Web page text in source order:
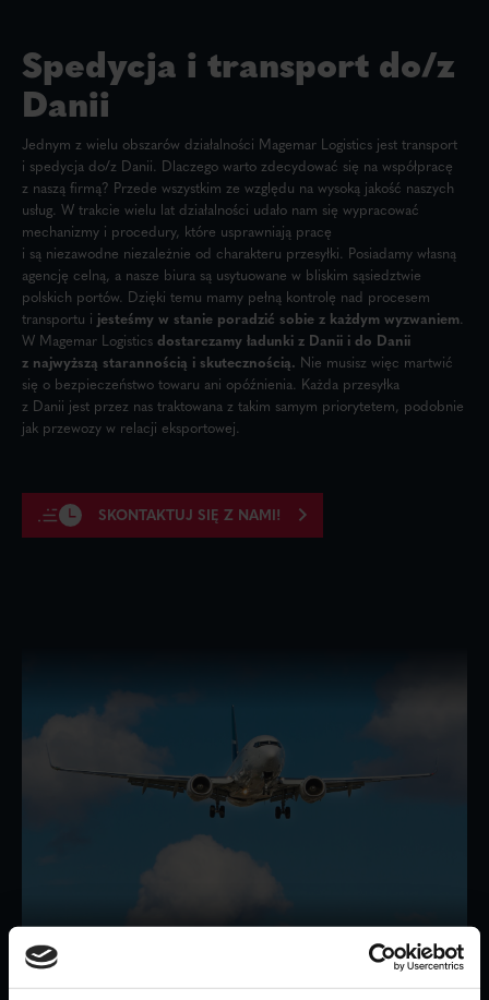
Spedycja i transport do/z
Danii
Jednym z wielu obszarów działalności Magemar Logistics jest transport
i spedycja do/z Danii. Dlaczego warto zdecydować się na współpracę
z naszą firmą? Przede wszystkim ze względu na wysoką jakość naszych
usług. W trakcie wielu lat działalności udało nam się wypracować
mechanizmy i procedury, które usprawniają pracę
i są niezawodne niezależnie od charakteru przesyłki. Posiadamy własną
agencję celną, a nasze biura są usytuowane w bliskim sąsiedztwie
polskich portów. Dzięki temu mamy pełną kontrolę nad procesem
transportu i jesteśmy w stanie poradzić sobie z każdym wyzwaniem
W Magemar Logistics dostarczamy ładunki z Danii i do Danii
z najwyższą starannością i skutecznością. Nie musisz więc martwić
się o bezpieczeństwo towaru ani opóźnienia. Każda przesyłka
z Danii jest przez nas traktowana z takim samym priorytetem, podobnie
jak przewozy w relacji eksportowej.
SKONTAKTUJ SIĘ Z NAMI!
Przesyłki do i z Danii" class="half-image">